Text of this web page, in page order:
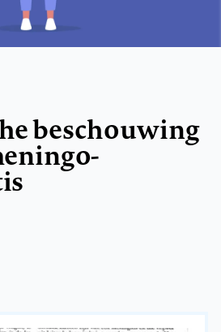
beschouwing